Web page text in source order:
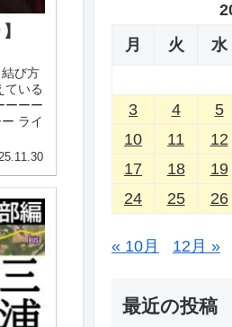
び方
ている
ーーー
ライ
月
火 水
3
4 5
10
11 12
17
18 19
24
25 26
« 10月 12月 »
最近の投稿